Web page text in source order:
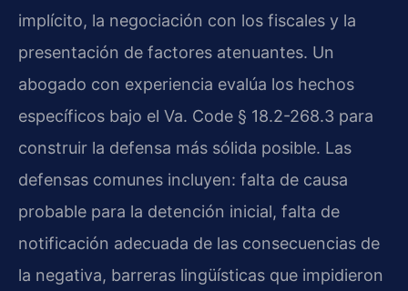
implícito, la negociación con los fiscales y la
presentación de factores atenuantes. Un
abogado con experiencia evalúa los hechos
específicos bajo el Va. Code § 18.2-268.3 para
construir la defensa más sólida posible. Las
defensas comunes incluyen: falta de causa
probable para la detención inicial, falta de
notificación adecuada de las consecuencias de
la negativa, barreras lingüísticas que impidieron